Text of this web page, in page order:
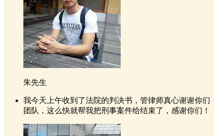
朱先生
我今天上午收到了法院的判决书，管律师真心谢谢你们
团队，这么快就帮我把刑事案件给结束了，感谢你们！